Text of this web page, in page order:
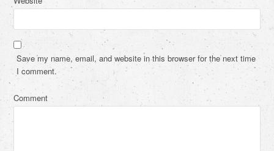
Save my name, email, and website in this browser for the next time
I comment.
Comment